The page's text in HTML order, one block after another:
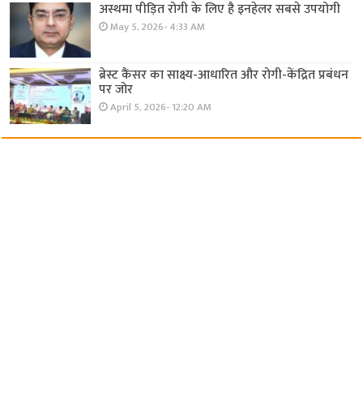
अस्थमा पीड़ित रोगी के लिए है इनहेलर सबसे उपयोगी
May 5, 2026- 4:33 AM
ब्रेस्ट कैंसर का साक्ष्य-आधारित और रोगी-केंद्रित प्रबंधन
पर जोर
April 5, 2026- 12:20 AM